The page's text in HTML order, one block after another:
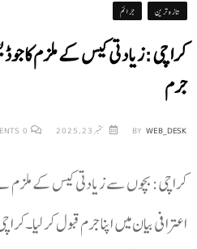
تازہ ترین جرائم
کراچی: زیادتی کیس کے ملزم کا
جرم
BY WEB_DESK ستمبر 23, 2025 0
COMMENTS
کراچی: بچوں سے زیادتی کیس کے ملزم
اعترافی بیان میں اپنا جرم قبول کر